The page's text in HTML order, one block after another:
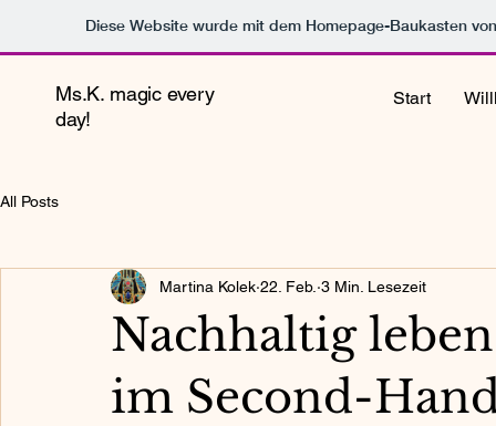
Diese Website wurde mit dem Homepage-Baukasten
Ms.K. magic every
day!
Start
All Posts
Nachhaltig
im Second-
Martina Kolek 22. Feb. 3 Min. Lesezeit